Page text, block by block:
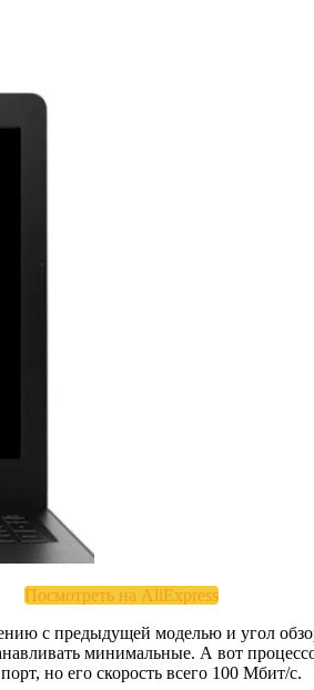
Посмотреть на AliExpress
с предыдущей моделью и угол
минимальные. А вот
но его скорость всего 100 Мбит/с.